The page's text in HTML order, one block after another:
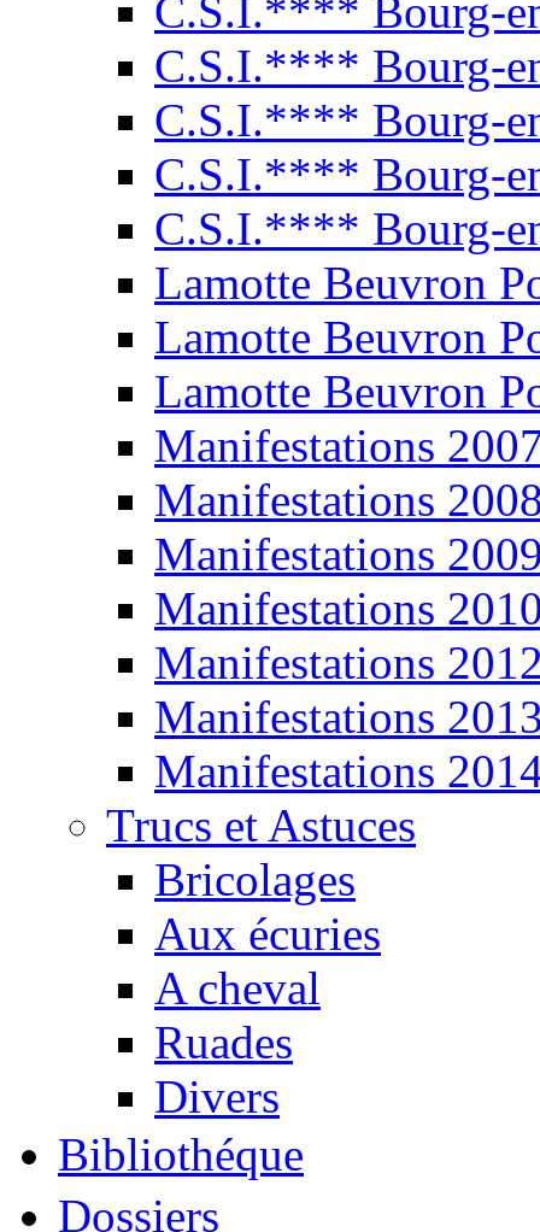
C.S.I.**** Bourg-
C.S.I.**** Bourg-
C.S.I.**** Bourg-
C.S.I.**** Bourg-
C.S.I.**** Bourg-
Lamotte Beuvron
Lamotte Beuvron
Lamotte Beuvron
Manifestations
Manifestations
Manifestations
Manifestations
Manifestations
Manifestations
Manifestations
Trucs et Astuces
Bricolages
Aux écuries
A cheval
Ruades
Divers
Bibliothéque
Dossiers